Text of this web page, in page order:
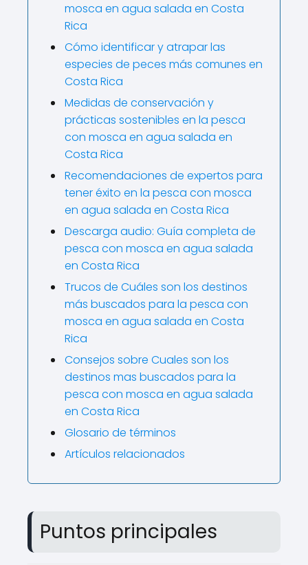
mosca en agua salada en Costa
Rica
Cómo identificar y atrapar las
especies de peces más comunes en
Costa Rica
Medidas de conservación y
prácticas sostenibles en la pesca
con mosca en agua salada en
Costa Rica
Recomendaciones de expertos para
tener éxito en la pesca con mosca
en agua salada en Costa Rica
Descarga audio: Guía completa de
pesca con mosca en agua salada
en Costa Rica
Trucos de Cuáles son los destinos
más buscados para la pesca con
mosca en agua salada en Costa
Rica
Consejos sobre Cuales son los
destinos mas buscados para la
pesca con mosca en agua salada
en Costa Rica
Glosario de términos
Artículos relacionados
Puntos principales